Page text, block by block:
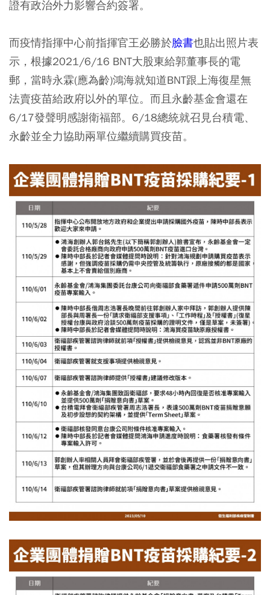
證有政治外力影響合約簽署。
而疫情指揮中心前指揮官王必勝於臉書也貼出照片表
示，根據2021/6/16 BNT大股東給郭董事長的電
郵，當時永霖(應為齡)鴻海就知道BNT跟上海復星無
法賣疫苗給政府以外的單位。而且永齡基金會還在
6/17發聲明感謝衛福部。6/18總統就召見台積電、
永齡並全力協助兩單位繼續購買疫苗。